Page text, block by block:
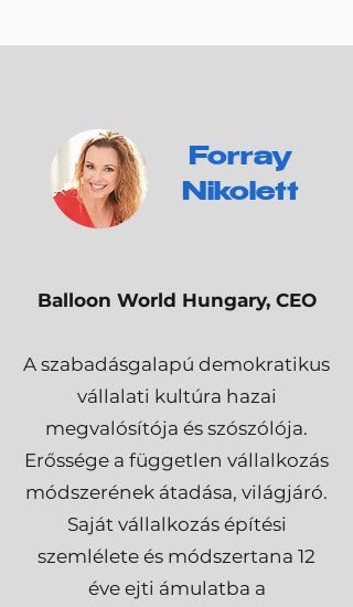
Forray
Nikolett
Balloon World Hungary, CEO
A szabadásgalapú demokratikus
vállalati kultúra hazai
megvalósítója és szószólója.
Erőssége a független vállalkozás
módszerének átadása, világjáró.
Saját vállalkozás építési
szemlélete és módszertana 12
éve ejti ámulatba a